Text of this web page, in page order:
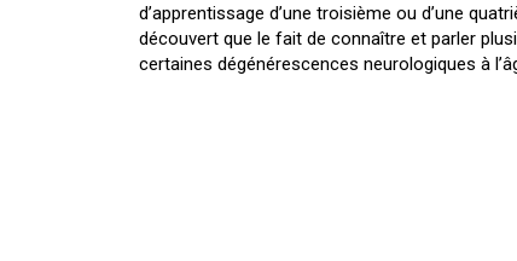
d’apprentissage d’une troisième ou d’une
découvert que le fait de connaître et parler
certaines dégénérescences neurologiques à